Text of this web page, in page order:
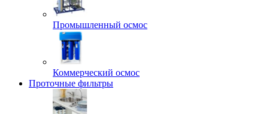
Промышленный осмос
Коммерческий осмос
Проточные фильтры